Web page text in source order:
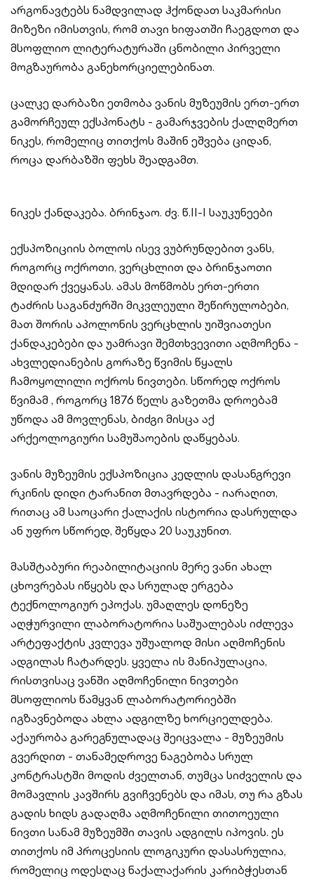
არგონავტებს ნამდვილად ჰქონდათ საკმარისი
მიზეზი იმისთვის, რომ თავი ხიფათში ჩაეგდოთ და
მსოფლიო ლიტერატურაში ცნობილი პირველი
მოგზაურობა განეხორციელებინათ.
ცალკე დარბაზი ეთმობა ვანის მუზეუმის ერთ-ერთ
გამორჩეულ ექსპონატს - გამარჯვების ქალღმერთ
ნიკეს, რომელიც თითქოს მაშინ ეშვება ციდან,
როცა დარბაზში ფეხს შეადგამთ.
ნიკეს ქანდაკება. ბრინჯაო. ძვ. წ.II-I საუკუნეები
ექსპოზიციის ბოლოს ისევ ვუბრუნდებით ვანს,
როგორც ოქროთი, ვერცხლით და ბრინჯაოთი
მდიდარ ქვეყანას. ამას მოწმობს ერთ-ერთი
ტაძრის საგანძურში მიკვლეული შეწირულობები,
მათ შორის აპოლონის ვერცხლის უიშვიათესი
ქანდაკებები და უამრავი შემთხვევითი აღმოჩენა -
ახვლედიანების გორაზე წვიმის წყალს
ჩამოყოლილი ოქროს ნივთები. სწორედ ოქროს
წვიმამ , როგორც 1876 წელს გაზეთმა დროებამ
უწოდა ამ მოვლენას, ბიძგი მისცა აქ
არქეოლოგიური სამუშაოების დაწყებას.
ვანის მუზეუმის ექსპოზიცია კედლის დასანგრევი
რკინის დიდი ტარანით მთავრდება - იარაღით,
რითაც ამ საოცარი ქალაქის ისტორია დასრულდა
ან უფრო სწორედ, შეწყდა 20 საუკუნით.
მასშტაბური რეაბილიტაციის მერე ვანი ახალ
ცხოვრებას იწყებს და სრულად ერგება
ტექნოლოგიურ ეპოქას. უმაღლეს დონეზე
აღჭურვილი ლაბორატორია საშუალებას იძლევა
არტეფაქტის კვლევა უშუალოდ მისი აღმოჩენის
ადგილას ჩატარდეს. ყველა ის მანიპულაცია,
რისთვისაც ვანში აღმოჩენილი ნივთები
მსოფლიოს წამყვან ლაბორატორიებში
იგზავნებოდა ახლა ადგილზე ხორციელდება.
აქაურობა გარეგნულადაც შეიცვალა - მუზეუმის
გვერდით - თანამედროვე ნაგებობა სრულ
კონტრასტში მოდის ძველთან, თუმცა სიძველის და
მომავლის კავშირს გვიჩვენებს და იმას, თუ რა გზას
გადის ხიდს გადაღმა აღმოჩენილი თითოეული
ნივთი სანამ მუზეუმში თავის ადგილს იპოვის. ეს
თითქოს იმ პროცესიის ლოგიკური დასასრულია,
რომელიც ოდესღაც ნაქალაქარის კარიბჭესთან